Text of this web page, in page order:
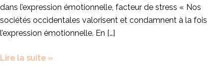
dans l’expression émotionnelle, facteur de stress « Nos
sociétés occidentales valorisent et condamnent à la fois
l’expression émotionnelle. En […]
Lire la suite »